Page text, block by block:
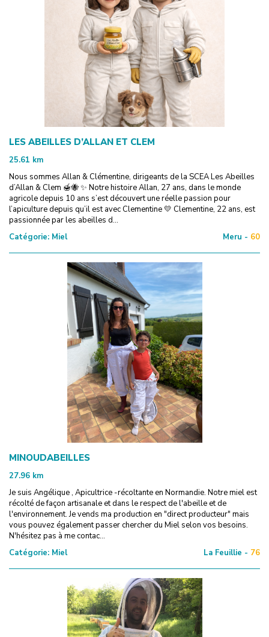
LES ABEILLES D’ALLAN ET CLEM
25.61 km
Nous sommes Allan & Clémentine, dirigeants de la SCEA Les Abeilles
d’Allan & Clem 🍯🐝 ✨ Notre histoire Allan, 27 ans, dans le monde
agricole depuis 10 ans s’est découvert une réelle passion pour
l’apiculture depuis qu’il est avec Clementine 💛 Clementine, 22 ans, est
passionnée par les abeilles d...
Catégorie: Miel Meru - 60
MINOUDABEILLES
27.96 km
Je suis Angélique , Apicultrice -récoltante en Normandie. Notre miel est
récolté de façon artisanale et dans le respect de l'abeille et de
l'environnement. Je vends ma production en "direct producteur" mais
vous pouvez également passer chercher du Miel selon vos besoins.
N'hésitez pas à me contac...
Catégorie: Miel La Feuillie - 76